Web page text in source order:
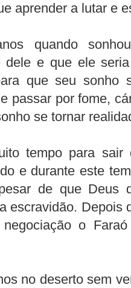
aprender a lutar e
quando
dele e que ele
que seu sonho
passar por fome,
se tornar
tempo para
e durante este
de que Deus
escravidão. Depois
negociação o
no deserto sem